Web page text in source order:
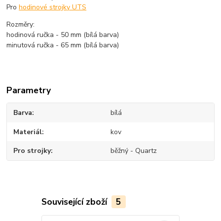
Prohodinové strojky UTS
Rozměry:
hodinová ručka - 50 mm (bílá barva)
minutová ručka - 65 mm (bílá barva)
Parametry
Barva bílá
Materiál kov
Pro strojky běžný - Quartz
Související zboží 5